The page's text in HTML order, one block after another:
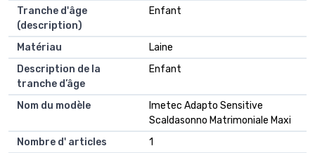
Tranche d'âge
(description)
Enfant
Matériau
Laine
Description de la
tranche d’âge
Enfant
Nom du modèle
Imetec Adapto Sensitive
Scaldasonno Matrimoniale Maxi
Nombre d' articles
1